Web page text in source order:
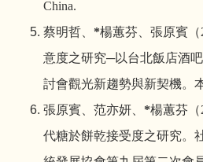
China.
蔡明哲、 *楊蕙芬、張原賓 （
意度之研究─以台北飯店酒
討會觀光新趨勢與新契機。
張原賓、范亦妍、 *楊蕙芬 （
代糖於餅乾接受度之研究。